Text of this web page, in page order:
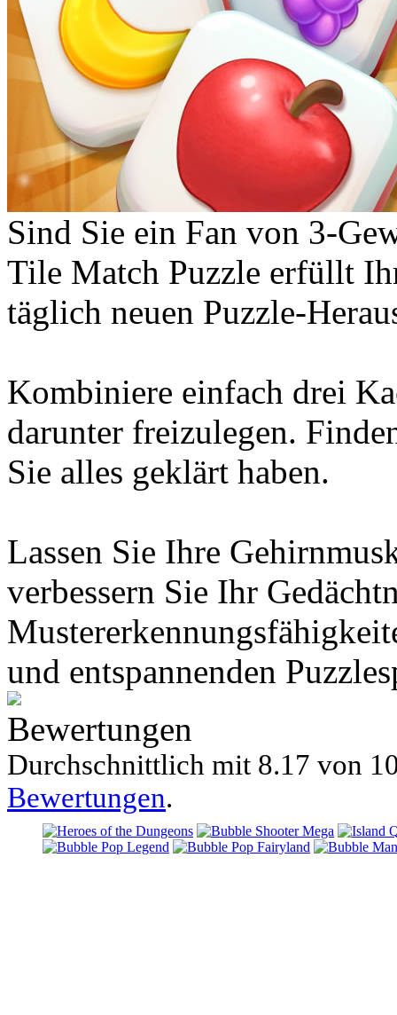
Sind Sie ein Fan von 3-
Tile Match Puzzle erfüllt
täglich neuen Puzzle-
Kombiniere einfach drei
darunter freizulegen.
Sie alles geklärt haben.
Lassen Sie Ihre
verbessern Sie Ihr
und entspannenden
Bewertungen
Durchschnittlich mit 8.17 von
Bewertungen.